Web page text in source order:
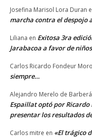
Josefina Marisol Lora Duran
marcha contra el despojo
Liliana en Exitosa 3ra
Jarabacoa a favor de
Carlos Ricardo Fondeur
siempre…
Alejandro Merelo de
Espaillat optó por Ricardo
presentar los resultados
Carlos mitre en «El trágico